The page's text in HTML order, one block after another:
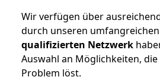
Wir verfügen über
durch unseren
qualifizierten Netzwerk
Auswahl an Möglichkeiten, die
Problem löst.